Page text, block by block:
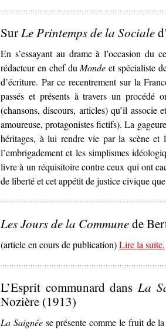
SurLe Printemps de la Sociale
En s’essayant au drame à l’occasion du
rédacteur en chef du Monde et spécialiste
d’écriture. Par ce recentrement sur la
passés et présents à travers un procédé
(chansons, discours, articles) qu’il
amoureuse, protagonistes fictifs). La
héritages, à lui rendre vie par la scène
l’embrigadement et les simplismes
livre à un réquisitoire contre ceux qui ont
de liberté et cet appétit de justice civique
Les Jours de la Communede
(article en cours de publication)Lire la suite– ‘
.
L’Esprit communard dans La
Nozière (1913)
La Saignéese présente comme le fruit de